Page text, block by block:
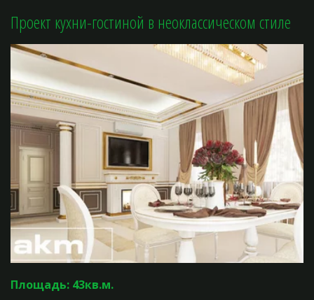
Проект кухни-гостиной в неоклассическом стиле
Площадь: 43кв.м.